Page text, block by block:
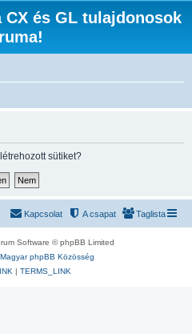
és GL tulajdonosok
sütiket?
Taglista
A csapat
Kapcsolat
Software © phpBB Limited
Magyar phpBB Közösség
| TERMS_LINK